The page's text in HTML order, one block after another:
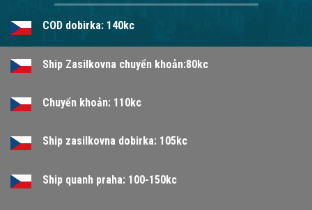
COD dobirka: 140kc
Ship Zasilkovna chuyển khoản:80kc
Chuyển khoản: 110kc
Ship zasilkovna dobirka: 105kc
Ship quanh praha: 100-150kc